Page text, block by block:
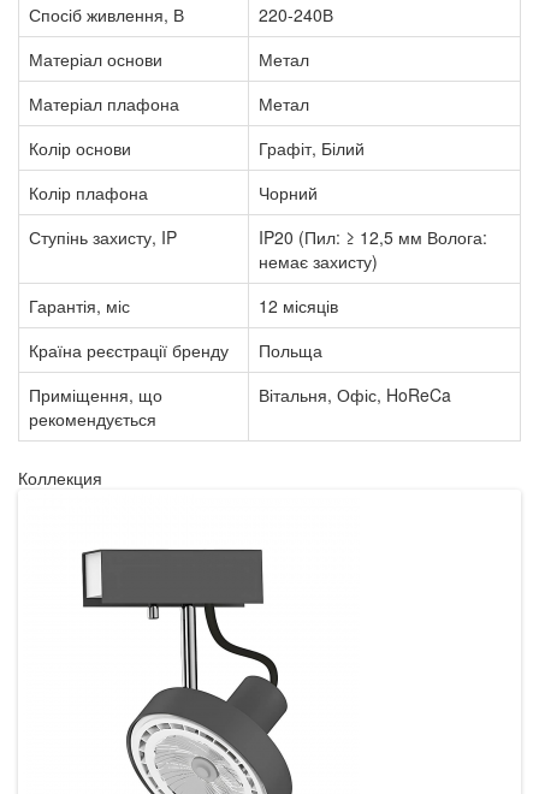
Спосіб живлення, В
220-240В
Матеріал основи
Метал
Матеріал плафона
Метал
Колір основи
Графіт, Білий
Колір плафона
Чорний
Ступінь захисту, IP
IP20 (Пил: ≥ 12,5 мм Волога:
немає захисту)
Гарантія, міс
12 місяців
Країна реєстрації бренду
Польща
Приміщення, що
рекомендується
Вітальня, Офіс, HoReCa
Коллекция